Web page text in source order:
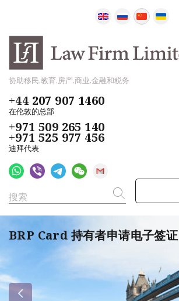
协助移民,教育,房产,商业,金融和税务
+44 207 907 1460
在伦敦的总部
+971 509 265 140
+971 525 977 456
迪拜代表
BRP Card 持有者申请电子签证